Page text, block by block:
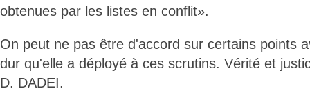
obtenues par les listes en conflit».
On peut ne pas être d'accord sur certains points
dur qu'elle a déployé à ces scrutins. Vérité et
D. DADEI.